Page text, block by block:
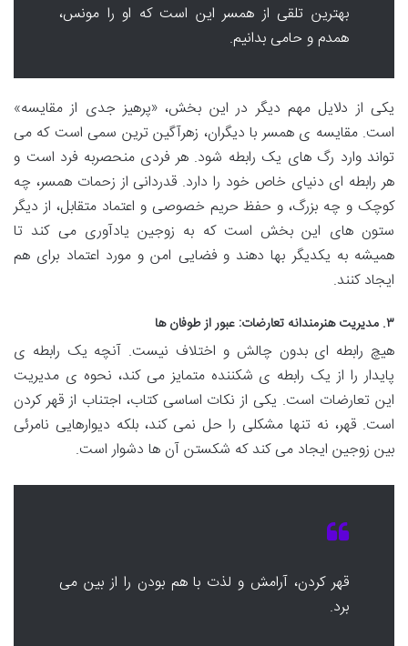
بهترین تلقی از همسر این است که او را مونس،
همدم و حامی بدانیم.
یکی از دلایل مهم دیگر در این بخش، «پرهیز جدی از مقایسه»
است. مقایسه ی همسر با دیگران، زهرآگین ترین سمی است که می
تواند وارد رگ های یک رابطه شود. هر فردی منحصربه فرد است و
هر رابطه ای دنیای خاص خود را دارد. قدردانی از زحمات همسر، چه
کوچک و چه بزرگ، و حفظ حریم خصوصی و اعتماد متقابل، از دیگر
ستون های این بخش است که به زوجین یادآوری می کند تا
همیشه به یکدیگر بها دهند و فضایی امن و مورد اعتماد برای هم
ایجاد کنند.
۳. مدیریت هنرمندانه تعارضات: عبور از طوفان ها
هیچ رابطه ای بدون چالش و اختلاف نیست. آنچه یک رابطه ی
پایدار را از یک رابطه ی شکننده متمایز می کند، نحوه ی مدیریت
این تعارضات است. یکی از نکات اساسی کتاب، اجتناب از قهر کردن
است. قهر، نه تنها مشکلی را حل نمی کند، بلکه دیوارهایی نامرئی
بین زوجین ایجاد می کند که شکستن آن ها دشوار است.
قهر کردن، آرامش و لذت با هم بودن را از بین می
برد.